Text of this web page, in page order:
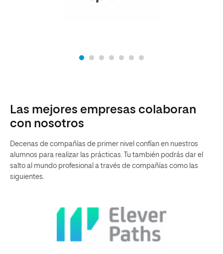
Las mejores empresas colaboran
con nosotros
Decenas de compañías de primer nivel confían en nuestros
alumnos para realizar las prácticas. Tu también podrás dar el
salto al mundo profesional a través de compañías como las
siguientes.